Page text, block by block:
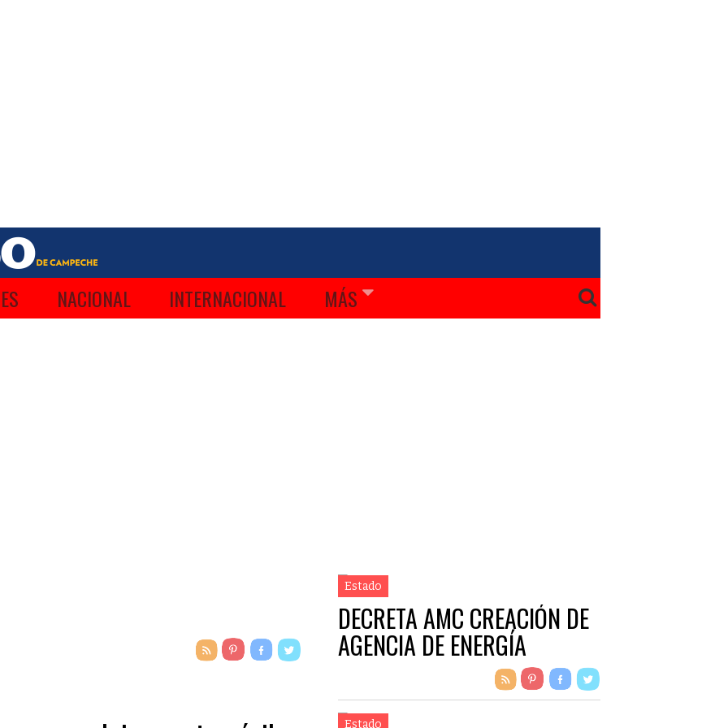
NACIONAL INTERNACIONAL MÁS
Estado
DECRETA AMC CREACIÓN DE
AGENCIA DE ENERGÍA
Estado